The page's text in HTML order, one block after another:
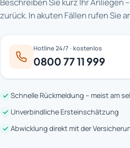
zurück. In akuten Fällen rufen Sie
Hotline 24/7 · kostenlos
0800 77 11 999
Schnelle Rückmeldung – meist am
Unverbindliche Ersteinschätzung
Abwicklung direkt mit der